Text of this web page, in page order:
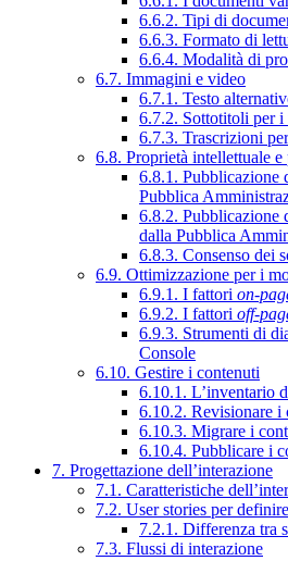
6.6.2. Tipi di
6.6.3. Formato di
6.6.4. Modalità di
6.7. Immagini e video
6.7.1. Testo
6.7.2. Sottotitoli per i
6.7.3. Trascrizioni
6.8. Proprietà intellettuale
6.8.1. Pubblicazione
Pubblica
6.8.2. Pubblicazione
dalla Pubblica
6.8.3. Consenso dei
6.9. Ottimizzazione per i
6.9.1. I fattori on-
6.9.2. I fattori off-
6.9.3. Strumenti di
Console
6.10. Gestire i contenuti
6.10.1. L’inventario
6.10.2. Revisionare i
6.10.3. Migrare i
6.10.4. Pubblicare i
7. Progettazione dell’interazione
7.1. Caratteristiche
7.2. User stories per
7.2.1. Differenza tra
7.3. Flussi di interazione